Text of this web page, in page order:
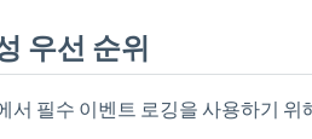
우선 순위
서 필수 이벤트 로깅을 사용하기 위